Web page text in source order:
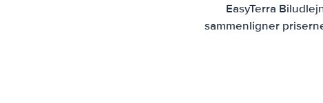
EasyTerra
sammenligner